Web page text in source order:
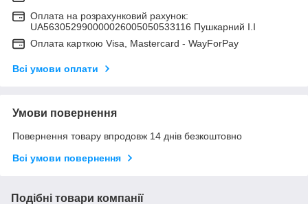
Оплата на розрахунковий рахунок:
UA563052990000026005050533116 Пушкарний І.І
Оплата карткою Visa, Mastercard - WayForPay
Всі умови оплати
Умови повернення
Повернення товару впродовж 14 днів безкоштовно
Всі умови повернення
Подібні товари компанії